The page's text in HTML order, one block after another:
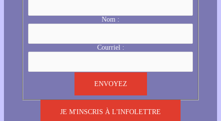
Nom :
Courriel :
JE M'INSCRIS À L'INFOLETTRE